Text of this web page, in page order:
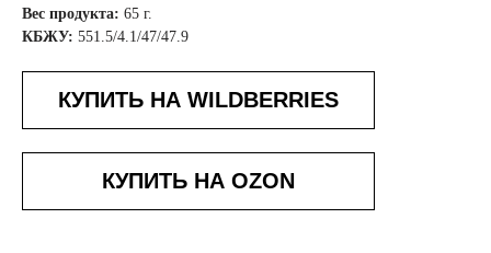
Вес продукта: 65 г.
КБЖУ: 551.5/4.1/47/47.9
КУПИТЬ НА WILDBERRIES
КУПИТЬ НА OZON